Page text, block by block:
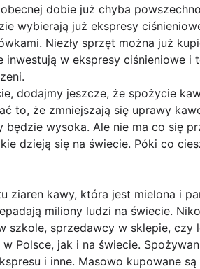
dobie już chyba
wybierają już ekspresy
Niezły sprzęt można już
inwestują w ekspresy ciśnieniowe
dodajmy jeszcze, że spożycie
to, że zmniejszają się uprawy
wysoka. Ale nie ma co się
dzieją się na świecie. Póki co
ziaren kawy, która jest mielona i
miliony ludzi na świecie.
szkole, sprzedawcy w sklepie, czy
Polsce, jak i na świecie.
i inne. Masowo kupowane